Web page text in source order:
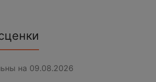
на 09.08.2026